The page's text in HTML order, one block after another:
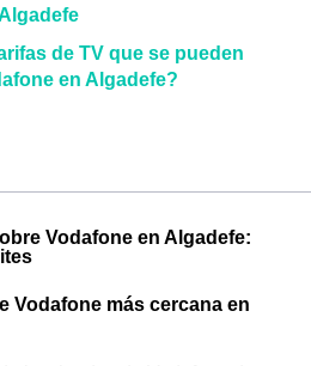
de TV que se pueden
en Algadefe?
Vodafone en Algadefe:
Vodafone más cercana en